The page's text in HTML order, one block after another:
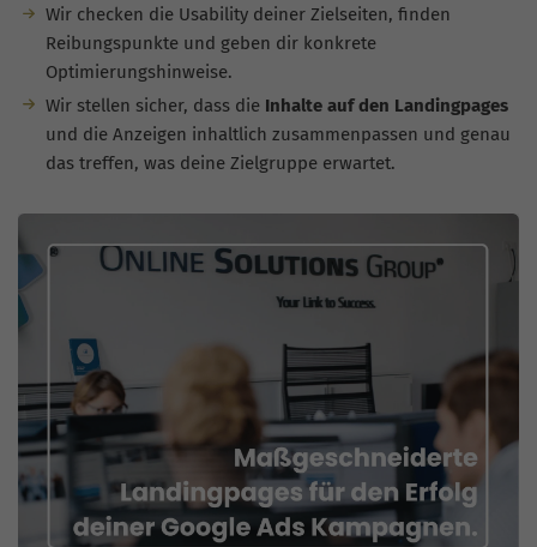
Wir checken die Usability deiner Zielseiten, finden
Reibungspunkte und geben dir konkrete
Optimierungshinweise.
Wir stellen sicher, dass die Inhalte auf den Landingpages
und die Anzeigen inhaltlich zusammenpassen und genau
das treffen, was deine Zielgruppe erwartet.